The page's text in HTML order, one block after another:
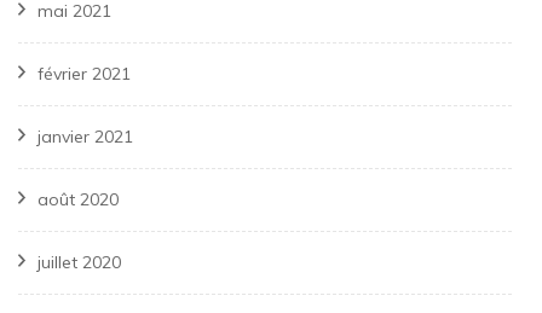
mai 2021
février 2021
janvier 2021
août 2020
juillet 2020